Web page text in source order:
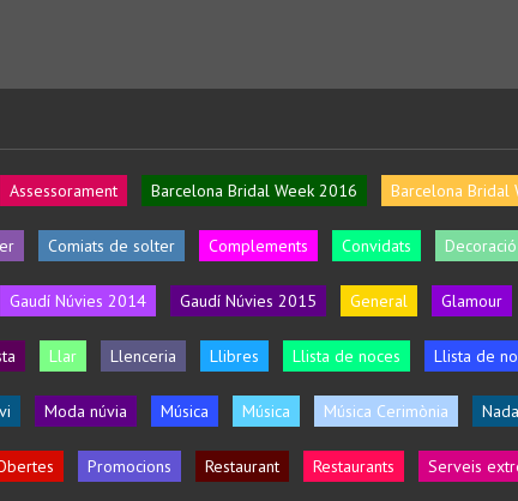
Assessorament Barcelona Bridal Week 2016 Barcelona Bridal
Comiats de solter Complements Convidats
Gaudí Núvies 2014 Gaudí Núvies 2015 General Glamour
Llar Llenceria Llibres Llista de noces Llista de
Moda núvia Música Música Música Cerimònia
Promocions Restaurant Restaurants Serveis